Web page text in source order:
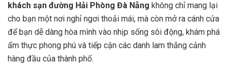
khách sạn đường Hải Phòng Đà Nẵng không chỉ mang lại
cho bạn một nơi nghỉ ngơi thoải mái, mà còn mở ra cánh cửa
để bạn dễ dàng hòa mình vào nhịp sống sôi động, khám phá
ẩm thực phong phú và tiếp cận các danh lam thắng cảnh
hàng đầu của thành phố.